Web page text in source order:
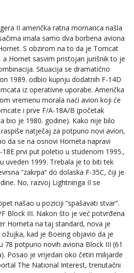
II američka ratna mornarica našla
imala samo dva borbena aviona
S obzirom na to da je Tomcat
a Hornet sasvim pristojan jurišnik to je
Situacija se dramatično
1989. odbio kupnju dodatnih F-14D
iz operativne uporabe. Američka
vremenu morala naći avion koji će
i prve F/A-18A/B (početak
bio je 1980. godine). Kako nije bilo
natječaj za potpuno novi avion,
da se na osnovi Horneta napravi
prvi put poletio u studenom 1995.,
uveden 1999. Trebala je to biti tek
”zakrpa“ do dolaska F-35C, čiji je
No, razvoj Lightninga II se
našao u poziciji ”spašavati stvar“.
Block III. Nakon što je već potvrđena
Horneta na taj standard, nova je
kad je Boeing objavio da je
78 potpuno novih aviona Block III (61
Posao je vrijedan oko četiri milijarde
The National Interest, trenutačni